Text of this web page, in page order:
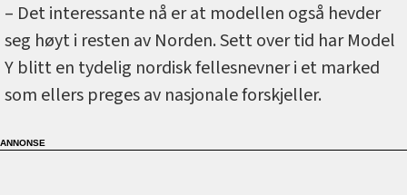
– Det interessante nå er at modellen også hevder
seg høyt i resten av Norden. Sett over tid har Model
Y blitt en tydelig nordisk fellesnevner i et marked
som ellers preges av nasjonale forskjeller.